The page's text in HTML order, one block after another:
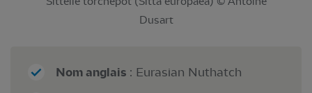
Dusart
Nom anglais : Eurasian Nuthatch